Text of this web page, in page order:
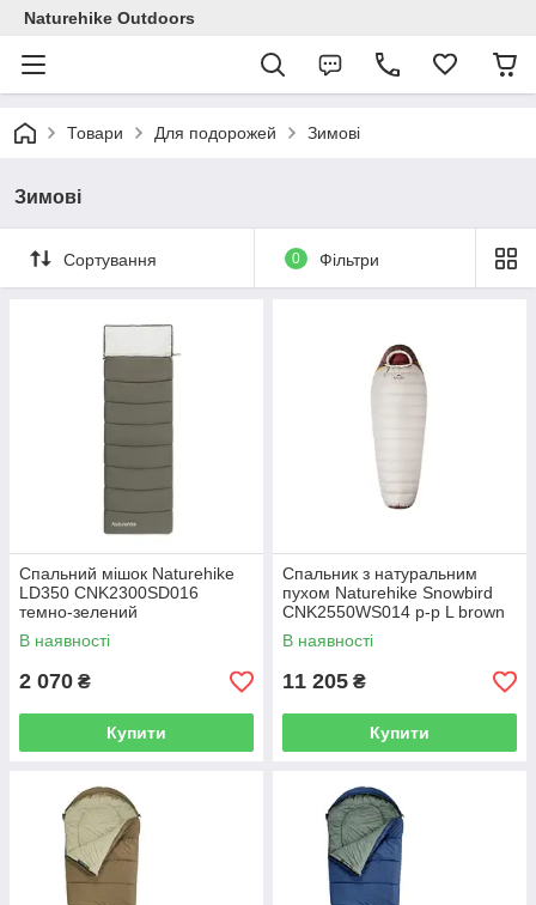
Naturehike Outdoors
Товари Для подорожей Зимові
Зимові
Сортування 0 Фільтри
Спальний мішок Naturehike
LD350 CNK2300SD016
темно-зелений
В наявності
2 070 ₴
Купити
Спальник з натуральним
пухом Naturehike Snowbird
CNK2550WS014 p-р L brown
В наявності
11 205 ₴
Купити